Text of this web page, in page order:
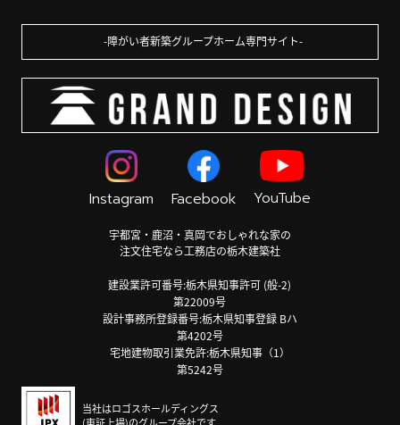
障がい者新築グループホーム専門サイト
Instagram Facebook YouTube
宇都宮・鹿沼・真岡でおしゃれな家の
注文住宅なら工務店の栃木建築社
建設業許可番号:栃木県知事許可 (般-2)
第22009号
設計事務所登録番号:栃木県知事登録 Bハ
第4202号
宅地建物取引業免許:栃木県知事（1）
第5242号
当社はロゴスホールディングス